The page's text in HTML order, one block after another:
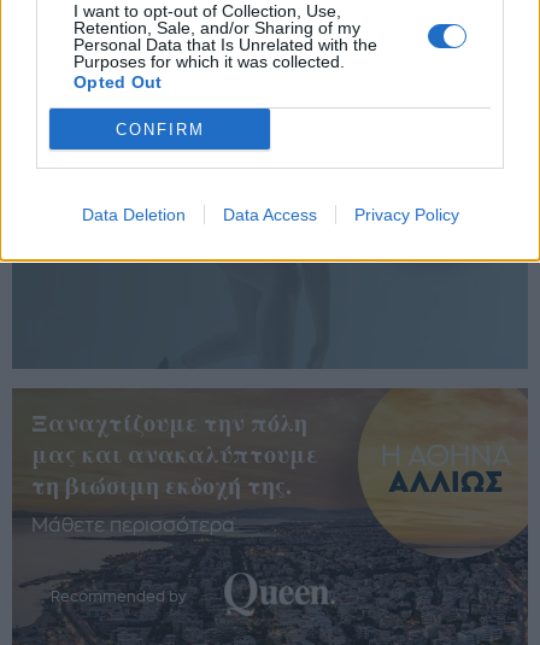
I want to opt-out of Collection, Use,
Retention, Sale, and/or Sharing of my
Personal Data that Is Unrelated with the
Purposes for which it was collected.
Opted Out
CONFIRM
Data Deletion Data Access Privacy Policy
Keep her in the game
Πότε η αυτοπεποίθηση γίνεται
αθλήτριας; Ανακάλυψε
Ξαναχτίζουμε την πόλη
μας και ανακαλύπτουμε
τη βιώσιμη εκδοχή της.
Μάθετε περισσότερα
Recommended by